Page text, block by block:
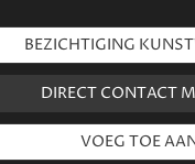
BEZICHTIGING
DIRECT CONTACT